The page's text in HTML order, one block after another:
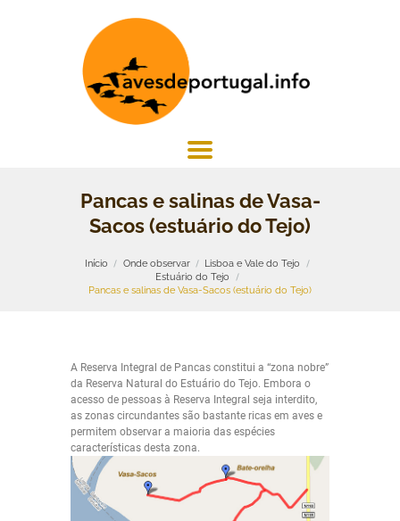
Pancas e salinas de Vasa-
Sacos (estuário do Tejo)
Início Onde observar
Lisboa e Vale do Tejo
Estuário do Tejo
Pancas e salinas de Vasa-Sacos (estuário do Tejo)
A Reserva Integral de Pancas constitui a “zona nobre”
da Reserva Natural do Estuário do Tejo. Embora o
acesso de pessoas à Reserva Integral seja interdito,
as zonas circundantes são bastante ricas em aves e
permitem observar a maioria das espécies
características desta zona.